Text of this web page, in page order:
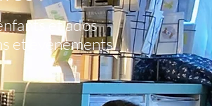
et ados
et événements